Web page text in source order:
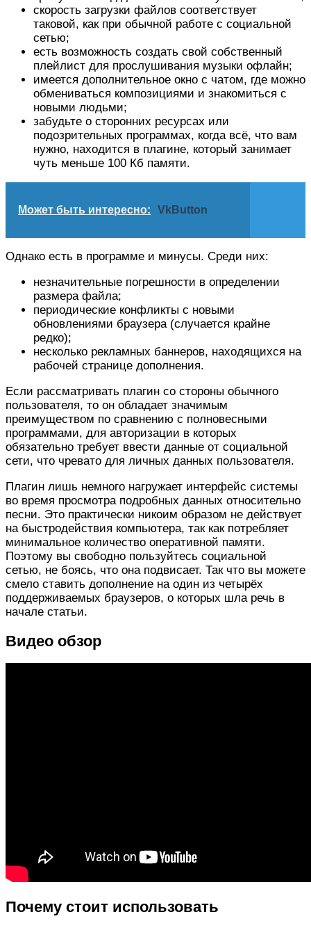
скорость загрузки файлов соответствует
таковой, как при обычной работе с социальной
сетью;
есть возможность создать свой собственный
плейлист для прослушивания музыки офлайн;
имеется дополнительное окно с чатом, где можно
обмениваться композициями и знакомиться с
новыми людьми;
забудьте о сторонних ресурсах или
подозрительных программах, когда всё, что вам
нужно, находится в плагине, который занимает
чуть меньше 100 Кб памяти.
Может быть интересно: VkButton
Однако есть в программе и минусы. Среди них:
незначительные погрешности в определении
размера файла;
периодические конфликты с новыми
обновлениями браузера (случается крайне
редко);
несколько рекламных баннеров, находящихся на
рабочей странице дополнения.
Если рассматривать плагин со стороны обычного
пользователя, то он обладает значимым
преимуществом по сравнению с полновесными
программами, для авторизации в которых
обязательно требует ввести данные от социальной
сети, что чревато для личных данных пользователя.
Плагин лишь немного нагружает интерфейс системы
во время просмотра подробных данных относительно
песни. Это практически никоим образом не действует
на быстродействия компьютера, так как потребляет
минимальное количество оперативной памяти.
Поэтому вы свободно пользуйтесь социальной
сетью, не боясь, что она подвисает. Так что вы можете
смело ставить дополнение на один из четырёх
поддерживаемых браузеров, о которых шла речь в
начале статьи.
Видео обзор
Почему стоит использовать